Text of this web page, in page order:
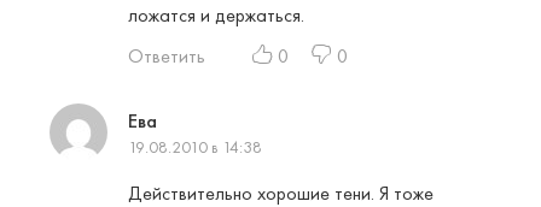
ложатся и держаться.
Ответить
0 0
Ева
19.08.2010 в 14:38
Действительно хорошие тени. Я тоже